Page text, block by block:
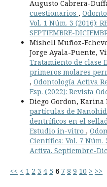
Augusto Cabrera-
cuestionarios ,
Vol. 1 Núm. 3 (2016):
SEPTIEMBRE-
Mishell Muñoz-
Jorge Ayala-Puente,
Tratamiento de clase
primeros molares
, Odontología Activa
Esp. (2022): Revista
Diego Gordon, Karina
partículas de
dentríficos en el
Estudio in-vitro ,
Científica: Vol. 7 Núm.
Activa. Septiembre-
<< < 1 2 3 4 5 6 7 8 9 10 > >>